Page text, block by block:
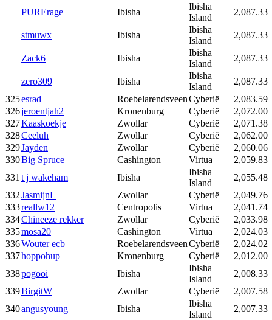
PURErage Ibisha
Ibisha
Island
2,087.33
stmuwx Ibisha
Ibisha
Island
2,087.33
Zack6 Ibisha
Ibisha
Island
2,087.33
zero309 Ibisha
Ibisha
Island
2,087.33
325esrad RoebelarendsveenCyberië
2,083.59
326jeroentjah2 Kronenburg Cyberië
2,072.00
327Kaaskoekje Zwollar Cyberië
2,071.38
328Ceeluh Zwollar Cyberië
2,062.00
329Jayden Zwollar Cyberië
2,060.06
330Big Spruce Cashington Virtua
2,059.83
331 t j wakeham Ibisha
Ibisha
Island
2,055.48
332JasmijnL Zwollar Cyberië
2,049.76
333reallw12 Centropolis Virtua
2,041.74
334Chineeze rekker Zwollar Cyberië
2,033.98
335mosa20 Cashington Virtua
2,024.03
336Wouter ecb RoebelarendsveenCyberië
2,024.02
337hoppohup Kronenburg Cyberië
2,012.00
338pogooi Ibisha
Ibisha
Island
2,008.33
339BirgitW Zwollar Cyberië
2,007.58
340angusyoung Ibisha
Ibisha
Island
2,007.33